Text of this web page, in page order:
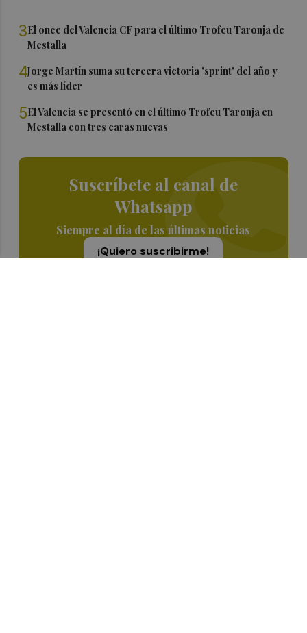
3El once del Valencia CF para el último Trofeu Taronja de
Mestalla
4Jorge Martín suma su tercera victoria 'sprint' del año y
es más líder
5El Valencia se presentó en el último Trofeu Taronja en
Mestalla con tres caras nuevas
Suscríbete al canal de
Whatsapp
Siempre al día de las últimas noticias
¡Quiero suscribirme!